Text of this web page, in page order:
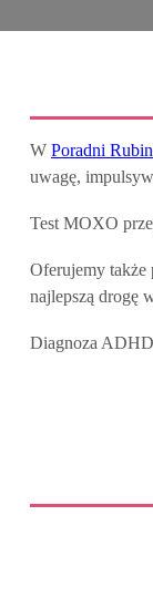
W Poradni
uwagę,
Test MOXO
Oferujemy także
najlepszą drogę
Diagnoza